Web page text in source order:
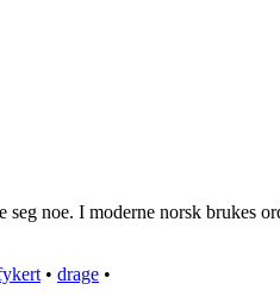
noe. I moderne norsk
• drage •